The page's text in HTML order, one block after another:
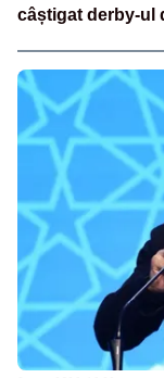
câștigat derby-ul